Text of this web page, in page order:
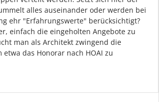
alles auseinander oder werden bei
ehr "Erfahrungswerte" berücksichtigt?
einfach die eingeholten Angebote zu
man als Architekt zwingend die
das Honorar nach HOAI zu